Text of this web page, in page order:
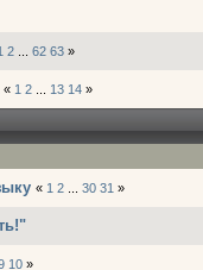
2 62 63 »
« 1 2 13 14 »
« 1 2 30 31 »
10 »